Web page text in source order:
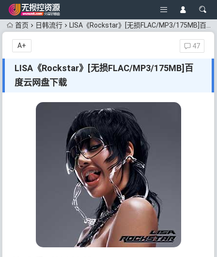
首页 日韩流行 LISA《Rockstar》[无损FLAC/MP3/175MB]百度云网盘下载
LISA《Rockstar》[无损FLAC/MP3/175MB]百
度云网盘下载
47
A+